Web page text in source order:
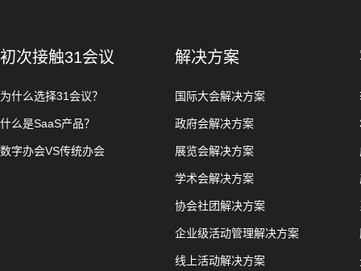
初次接触31会议
为什么选择31会议？
什么是SaaS产品？
数字办会VS传统办会
解决方案
国际大会解决方案
政府会解决方案
展览会解决方案
学术会解决方案
协会社团解决方案
企业级活动管理解决方案
线上活动解决方案